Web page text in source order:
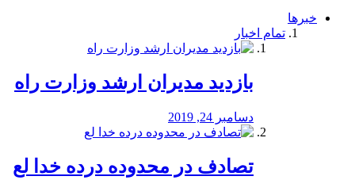
خبرها
تمام اخبار
بازدید مدیران ارشد وزارت راه
دسامبر 24, 2019
تصادف در محدوده درده خدا لع